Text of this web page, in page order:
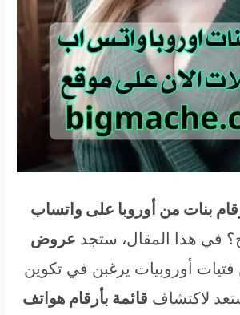
بنات من أوروبا على واتساب
في هذا المقال، ستجد عروض
أوروبيات يرغبن في تكوين
لاكتشاف قائمة بأرقام هواتف